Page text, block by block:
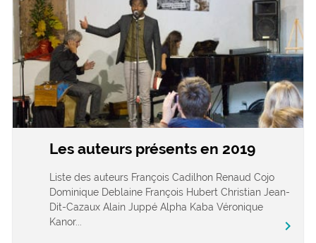
Les auteurs présents en 2019
Liste des auteurs François Cadilhon Renaud Cojo
Dominique Deblaine François Hubert Christian Jean-
Dit-Cazaux Alain Juppé Alpha Kaba Véronique
Kanor...
chevron_right